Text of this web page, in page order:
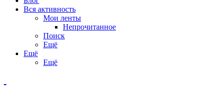
Вся активность
Мои ленты
Непрочитанное
Поиск
Ещё
Ещё
Ещё